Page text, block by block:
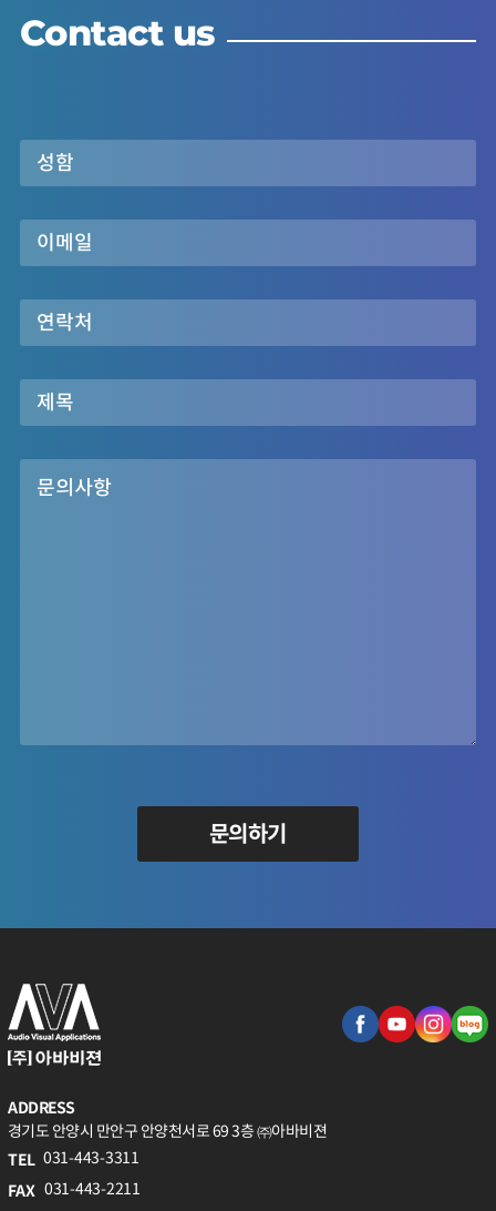
Contact us
문의하기
ADDRESS
경기도 안양시 만안구 안양천서로 69 3층 ㈜아바비젼
TEL 031-443-3311
FAX 031-443-2211